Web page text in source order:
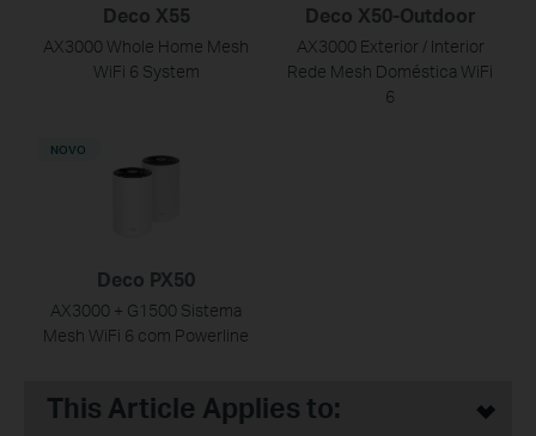
Deco X55
AX3000 Whole Home Mesh
WiFi 6 System
Deco X50-Outdoor
AX3000 Exterior / Interior
Rede Mesh Doméstica WiFi
6
Deco PX50
AX3000 + G1500 Sistema
Mesh WiFi 6 com Powerline
NOVO
This Article Applies to: